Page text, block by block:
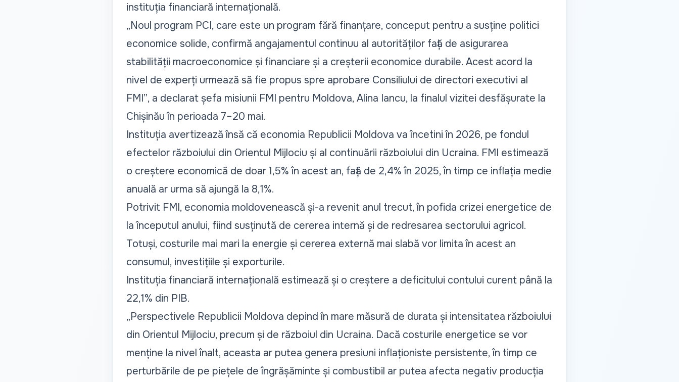
instituția financiară internațională.
„Noul program PCI, care este un program fără finanțare, conceput pentru a susține politici
economice solide, confirmă angajamentul continuu al autorităților față de asigurarea
stabilității macroeconomice și financiare și a creșterii economice durabile. Acest acord la
nivel de experți urmează să fie propus spre aprobare Consiliului de directori executivi al
FMI”, a declarat șefa misiunii FMI pentru Moldova, Alina Iancu, la finalul vizitei desfășurate la
Chișinău în perioada 7–20 mai.
Instituția avertizează însă că economia Republicii Moldova va încetini în 2026, pe fondul
efectelor războiului din Orientul Mijlociu și al continuării războiului din Ucraina. FMI estimează
o creștere economică de doar 1,5% în acest an, față de 2,4% în 2025, în timp ce inflația medie
anuală ar urma să ajungă la 8,1%.
Potrivit FMI, economia moldovenească și-a revenit anul trecut, în pofida crizei energetice de
la începutul anului, fiind susținută de cererea internă și de redresarea sectorului agricol.
Totuși, costurile mai mari la energie și cererea externă mai slabă vor limita în acest an
consumul, investițiile și exporturile.
Instituția financiară internațională estimează și o creștere a deficitului contului curent până la
22,1% din PIB.
„Perspectivele Republicii Moldova depind în mare măsură de durata și intensitatea războiului
din Orientul Mijlociu, precum și de războiul din Ucraina. Dacă costurile energetice se vor
menține la nivel înalt, aceasta ar putea genera presiuni inflaționiste persistente, în timp ce
perturbările de pe piețele de îngrășăminte și combustibil ar putea afecta negativ producția